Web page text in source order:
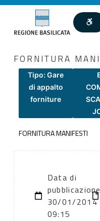
FORNITURA
Tipo: Gare
di appalto
forniture
FORNITURA MANIFESTI
Data di
30/01/2014
09:15